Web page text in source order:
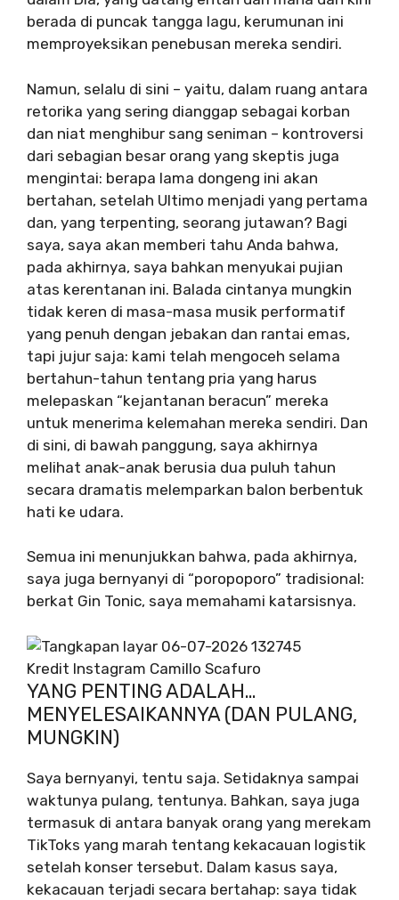
berada di puncak tangga lagu, kerumunan ini
memproyeksikan penebusan mereka sendiri.
Namun, selalu di sini – yaitu, dalam ruang antara
retorika yang sering dianggap sebagai korban
dan niat menghibur sang seniman – kontroversi
dari sebagian besar orang yang skeptis juga
mengintai: berapa lama dongeng ini akan
bertahan, setelah Ultimo menjadi yang pertama
dan, yang terpenting, seorang jutawan? Bagi
saya, saya akan memberi tahu Anda bahwa,
pada akhirnya, saya bahkan menyukai pujian
atas kerentanan ini. Balada cintanya mungkin
tidak keren di masa-masa musik performatif
yang penuh dengan jebakan dan rantai emas,
tapi jujur ​​saja: kami telah mengoceh selama
bertahun-tahun tentang pria yang harus
melepaskan “kejantanan beracun” mereka
untuk menerima kelemahan mereka sendiri. Dan
di sini, di bawah panggung, saya akhirnya
melihat anak-anak berusia dua puluh tahun
secara dramatis melemparkan balon berbentuk
hati ke udara.
Semua ini menunjukkan bahwa, pada akhirnya,
saya juga bernyanyi di “poropoporo” tradisional:
berkat Gin Tonic, saya memahami katarsisnya.
Kredit Instagram Camillo Scafuro
YANG PENTING ADALAH…
MENYELESAIKANNYA (DAN PULANG,
MUNGKIN)
Saya bernyanyi, tentu saja. Setidaknya sampai
waktunya pulang, tentunya. Bahkan, saya juga
termasuk di antara banyak orang yang merekam
TikToks yang marah tentang kekacauan logistik
setelah konser tersebut. Dalam kasus saya,
kekacauan terjadi secara bertahap: saya tidak